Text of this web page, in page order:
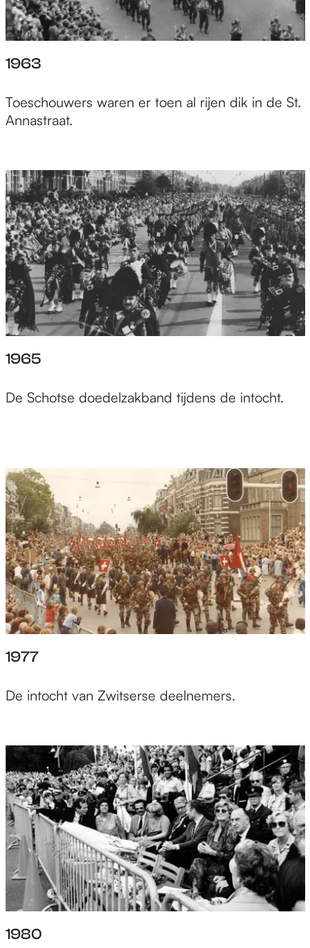
1963
Toeschouwers waren er toen al rijen dik in de St.
Annastraat.
1965
De Schotse doedelzakband tijdens de intocht.
1977
De intocht van Zwitserse deelnemers.
1980